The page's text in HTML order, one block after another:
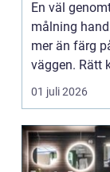
En väl
målning
mer än färg
väggen. Rätt
noggrant
och e...
01 juli 2026